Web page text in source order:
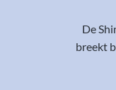
De
breekt